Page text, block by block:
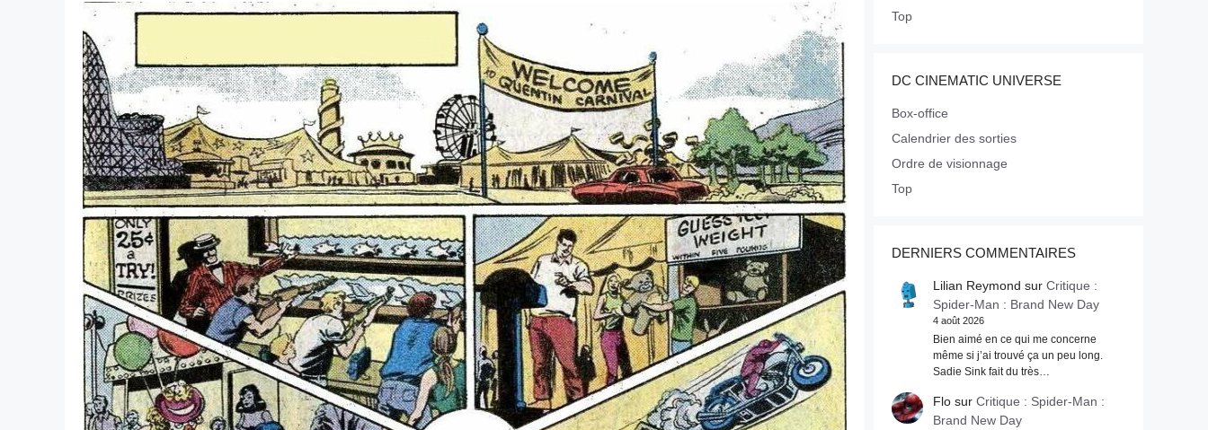
Top
DC CINEMATIC UNIVERSE
Box-office
Calendrier des sorties
Ordre de visionnage
Top
DERNIERS COMMENTAIRES
Lilian Reymond sur Critique :
Spider-Man : Brand New Day
4 août 2026
Bien aimé en ce qui me concerne
même si j’ai trouvé ça un peu long.
Sadie Sink fait du très…
Flosur Critique : Spider-Man :
Brand New Day